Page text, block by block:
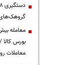
بورس کالا
معاملات